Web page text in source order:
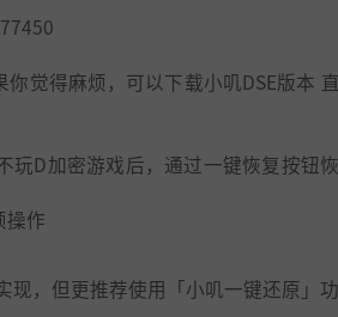
觉得麻烦，可以下载小叽DSE版本
玩D加密游戏后，通过一键恢复按钮
操作
现，但更推荐使用「小叽一键还原」